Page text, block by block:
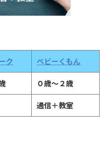
ク ベビーくもん
０歳〜２歳
通信＋教室